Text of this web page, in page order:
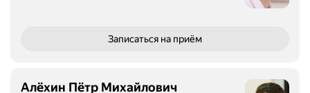
Записаться на приём
Алёхин Пётр Михайлович